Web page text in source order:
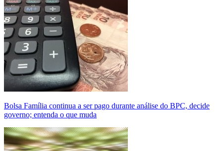
Bolsa Família continua a ser pago durante análise do BPC, decide
governo; entenda o que muda